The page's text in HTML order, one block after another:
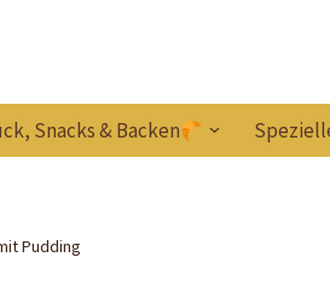
Snacks & Backen
Pudding